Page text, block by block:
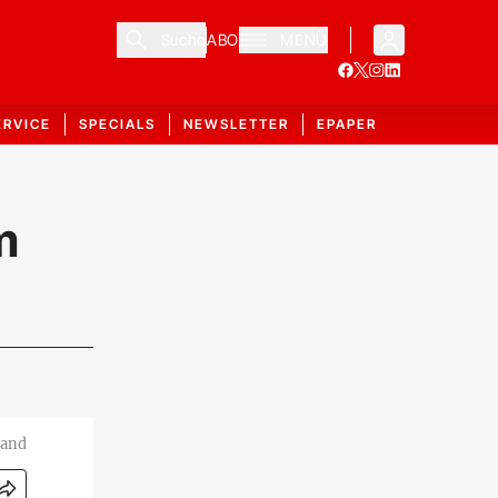
ABO
SPECIALS NEWSLETTER EPAPER